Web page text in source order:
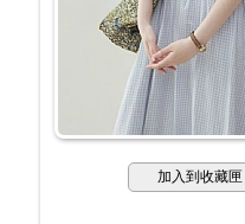
加入到收藏匣